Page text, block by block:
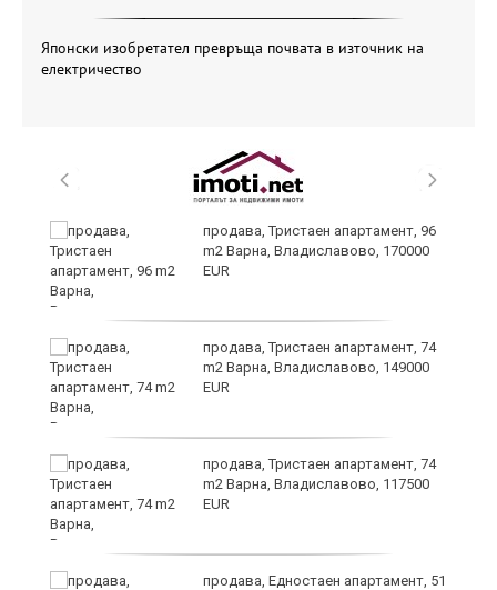
Японски изобретател превръща почвата в източник на
електричество
продава, Тристаен апартамент, 96
m2 Варна, Владиславово, 170000
EUR
продава, Тристаен апартамент, 74
m2 Варна, Владиславово, 149000
EUR
продава, Тристаен апартамент, 74
m2 Варна, Владиславово, 117500
EUR
продава, Едностаен апартамент, 51